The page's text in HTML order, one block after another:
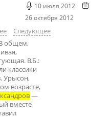
10 июля 2012
26 октября 2012
Следующее
общем,
В.Б.:
классики
Урысон,
возрасте,
—
вместе